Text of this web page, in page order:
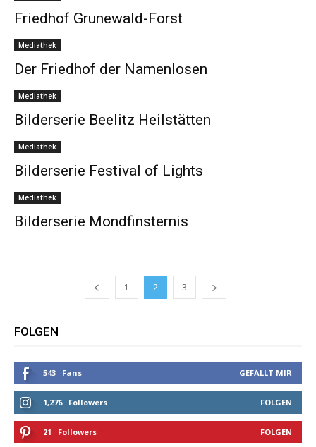
Friedhof Grunewald-Forst
Mediathek
Der Friedhof der Namenlosen
Mediathek
Bilderserie Beelitz Heilstätten
Mediathek
Bilderserie Festival of Lights
Mediathek
Bilderserie Mondfinsternis
1 2 3
FOLGEN
543 Fans GEFÄLLT MIR
1,276 Followers FOLGEN
21 Followers FOLGEN